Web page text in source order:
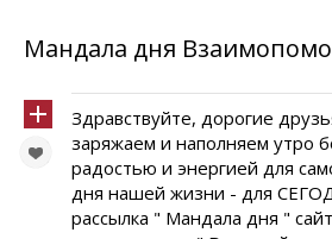
Мандала дня
Здравствуйте, дорогие
заряжаем и наполняем утро
радостью и энергией для
дня нашей жизни - для
рассылка " Мандала дня "